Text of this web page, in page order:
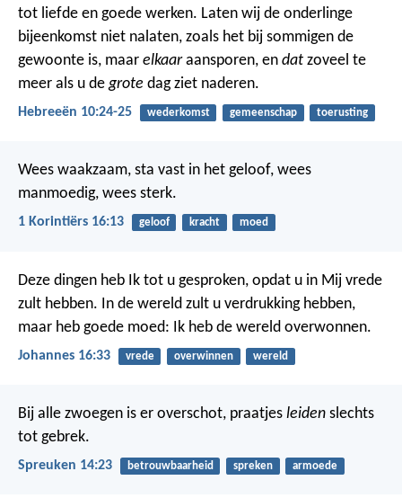
tot liefde en goede werken. Laten wij de onderlinge
bijeenkomst niet nalaten, zoals het bij sommigen de
gewoonte is, maar elkaaraansporen, en dat zoveel te
meer als u degrote dag ziet naderen.
Hebreeën 10:24-25 wederkomst gemeenschap toerusting
Wees waakzaam, sta vast in het geloof, wees
manmoedig, wees sterk.
1 Korintiërs 16:13 geloof kracht moed
Deze dingen heb Ik tot u gesproken, opdat u in Mij vrede
zult hebben. In de wereld zult u verdrukking hebben,
maar heb goede moed: Ik heb de wereld overwonnen.
Johannes 16:33 vrede overwinnen wereld
Bij alle zwoegen is er overschot, praatjes leiden slechts
tot gebrek.
Spreuken 14:23 betrouwbaarheid spreken armoede